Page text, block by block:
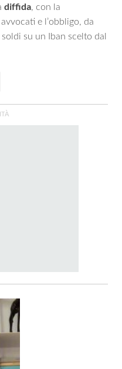
diffida, con la
e l’obbligo, da
su un Iban scelto dal